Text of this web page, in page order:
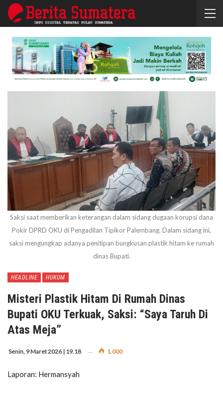
Saksi saat memberikan keterangan dalam sidang dugaan korupsi dana
Pokir DPRD OKU di Pengadilan Tipikor Palembang. Dalam sidang ini,
saksi mengungkap adanya penitipan bungkusan plastik hitam ke rumah
dinas Bupati.
HEADLINE HUKUM
Misteri Plastik Hitam Di Rumah Dinas
Bupati OKU Terkuak, Saksi: “Saya Taruh Di
Atas Meja”
Senin, 9 Maret 2026 | 19.18 1.000
Laporan: Hermansyah